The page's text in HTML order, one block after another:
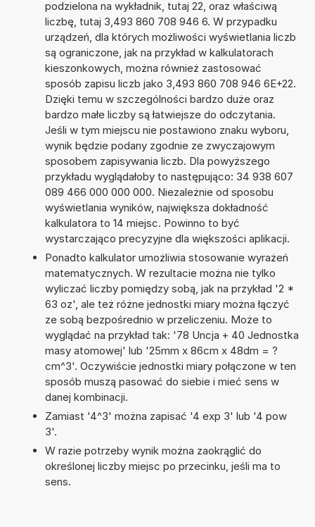
podzielona na wykładnik, tutaj 22, oraz właściwą
liczbę, tutaj 3,493 860 708 946 6. W przypadku
urządzeń, dla których możliwości wyświetlania liczb
są ograniczone, jak na przykład w kalkulatorach
kieszonkowych, można również zastosować
sposób zapisu liczb jako 3,493 860 708 946 6E+22.
Dzięki temu w szczególności bardzo duże oraz
bardzo małe liczby są łatwiejsze do odczytania.
Jeśli w tym miejscu nie postawiono znaku wyboru,
wynik będzie podany zgodnie ze zwyczajowym
sposobem zapisywania liczb. Dla powyższego
przykładu wyglądałoby to następująco: 34 938 607
089 466 000 000 000. Niezależnie od sposobu
wyświetlania wyników, największa dokładność
kalkulatora to 14 miejsc. Powinno to być
wystarczająco precyzyjne dla większości aplikacji.
Ponadto kalkulator umożliwia stosowanie wyrażeń
matematycznych. W rezultacie można nie tylko
wyliczać liczby pomiędzy sobą, jak na przykład '2 *
63 oz', ale też różne jednostki miary można łączyć
ze sobą bezpośrednio w przeliczeniu. Może to
wyglądać na przykład tak: '78 Uncja + 40 Jednostka
masy atomowej' lub '25mm x 86cm x 48dm = ?
cm^3'. Oczywiście jednostki miary połączone w ten
sposób muszą pasować do siebie i mieć sens w
danej kombinacji.
Zamiast '4^3' można zapisać '4 exp 3' lub '4 pow
3'.
W razie potrzeby wynik można zaokrąglić do
określonej liczby miejsc po przecinku, jeśli ma to
sens.